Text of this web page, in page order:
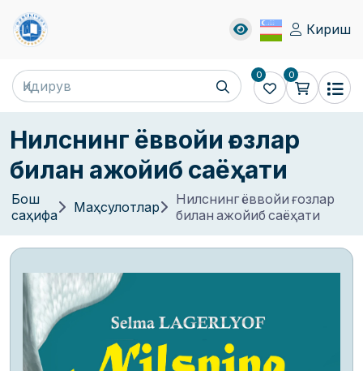
Кириш
0 0
Нилснинг ёввойи ғозлар
билан ажойиб саёҳати
Бош
саҳифа
Маҳсулотлар
Нилснинг ёввойи ғозлар
билан ажойиб саёҳати